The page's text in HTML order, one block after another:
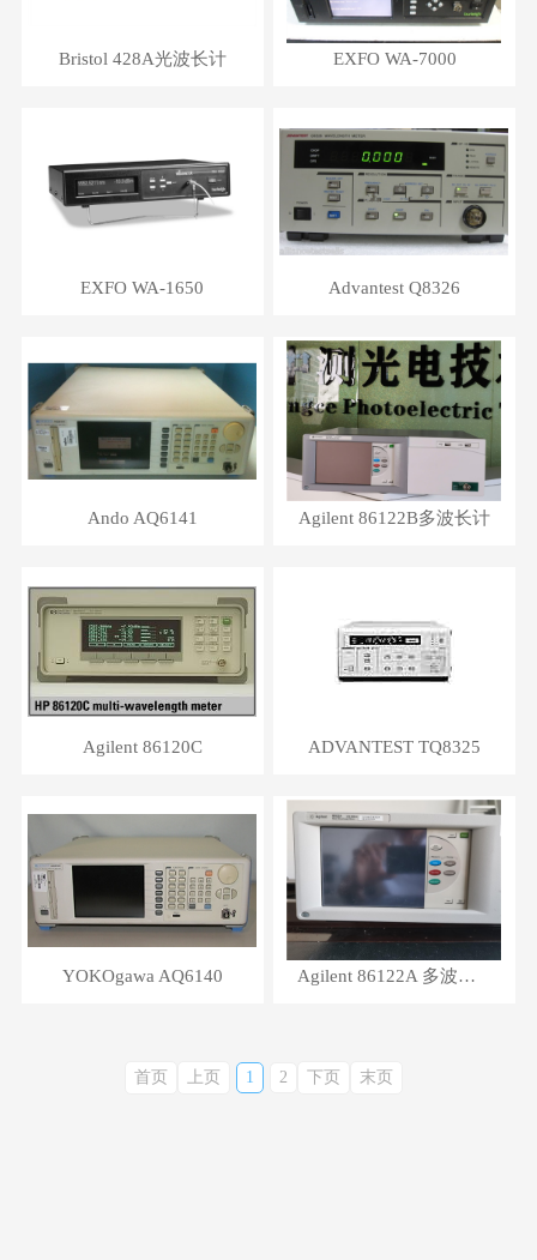
Bristol 428A光波长计 EXFO WA-7000
EXFO WA-1650 Advantest Q8326
Ando AQ6141 Agilent 86122B多波长计
Agilent 86120C ADVANTEST TQ8325
YOKOgawa AQ6140 Agilent 86122A 多波长计
首页 上页 1 2 下页 末页